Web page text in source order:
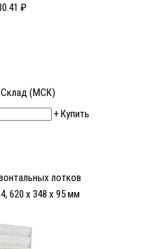
₽
Склад (МСК)
+Купить
лотков
620 x 348 x 95 мм